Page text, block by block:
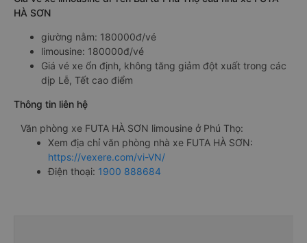
HÀ SƠN
giường nằm: 180000đ/vé
limousine: 180000đ/vé
Giá vé xe ổn định, không tăng giảm đột xuất trong các
dịp Lễ, Tết cao điểm
Thông tin liên hệ
Văn phòng xe FUTA HÀ SƠN limousine ở Phú Thọ:
Xem địa chỉ văn phòng nhà xe FUTA HÀ SƠN:
https://vexere.com/vi-VN/
Điện thoại: 1900 888684